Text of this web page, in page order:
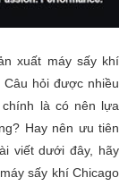
xuất máy sấy khí
Câu hỏi được nhiều
là có nên lựa
Hay nên ưu tiên
viết dưới đây, hãy
sấy khí Chicago